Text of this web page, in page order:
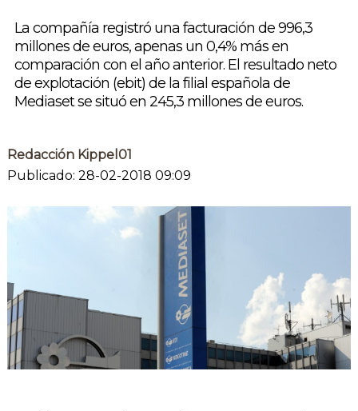
La compañía registró una facturación de 996,3
millones de euros, apenas un 0,4% más en
comparación con el año anterior. El resultado neto
de explotación (ebit) de la filial española de
Mediaset se situó en 245,3 millones de euros.
Redacción Kippel01
Publicado: 28-02-2018 09:09